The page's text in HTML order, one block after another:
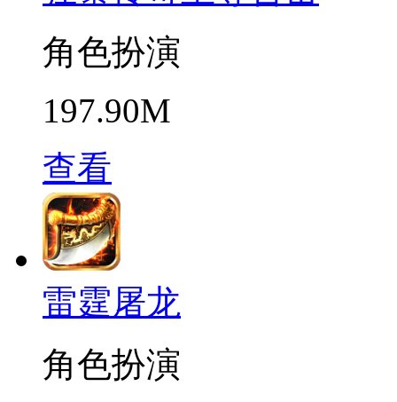
角色扮演
197.90M
查看
雷霆屠龙
角色扮演